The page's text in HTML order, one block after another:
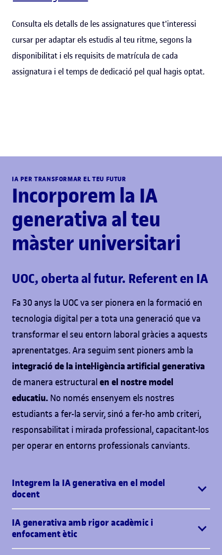
Consulta els detalls de les assignatures que t'interessi
cursar per adaptar els estudis al teu ritme, segons la
disponibilitat i els requisits de matrícula de cada
assignatura i el temps de dedicació pel qual hagis optat.
IA PER TRANSFORMAR EL TEU FUTUR
Incorporem la IA
generativa al teu
màster universitari
UOC, oberta al futur. Referent en IA
Fa 30 anys la UOC va ser pionera en la formació en
tecnologia digital per a tota una generació que va
transformar el seu entorn laboral gràcies a aquests
aprenentatges. Ara seguim sent pioners amb la
integració de la intel·ligència artificial generativa
de manera estructural en el nostre model
educatiu. No només ensenyem els nostres
estudiants a fer-la servir, sinó a fer-ho amb criteri,
responsabilitat i mirada professional, capacitant-los
per operar en entorns professionals canviants.
Integrem la IA generativa en el model
docent
IA generativa amb rigor acadèmic i
enfocament ètic